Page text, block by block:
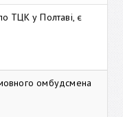
ТЦК у Полтаві, є
омбудсмена